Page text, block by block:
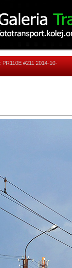
PR110E #211 2014-10-